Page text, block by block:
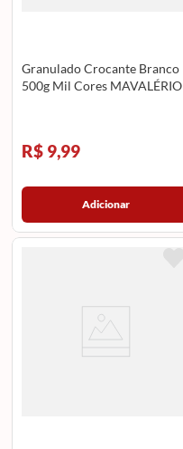
Granulado Crocante Branco
500g Mil Cores MAVALÉRIO
R$ 9,99
Adicionar